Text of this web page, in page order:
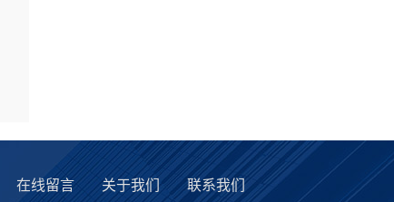
在线留言 关于我们 联系我们